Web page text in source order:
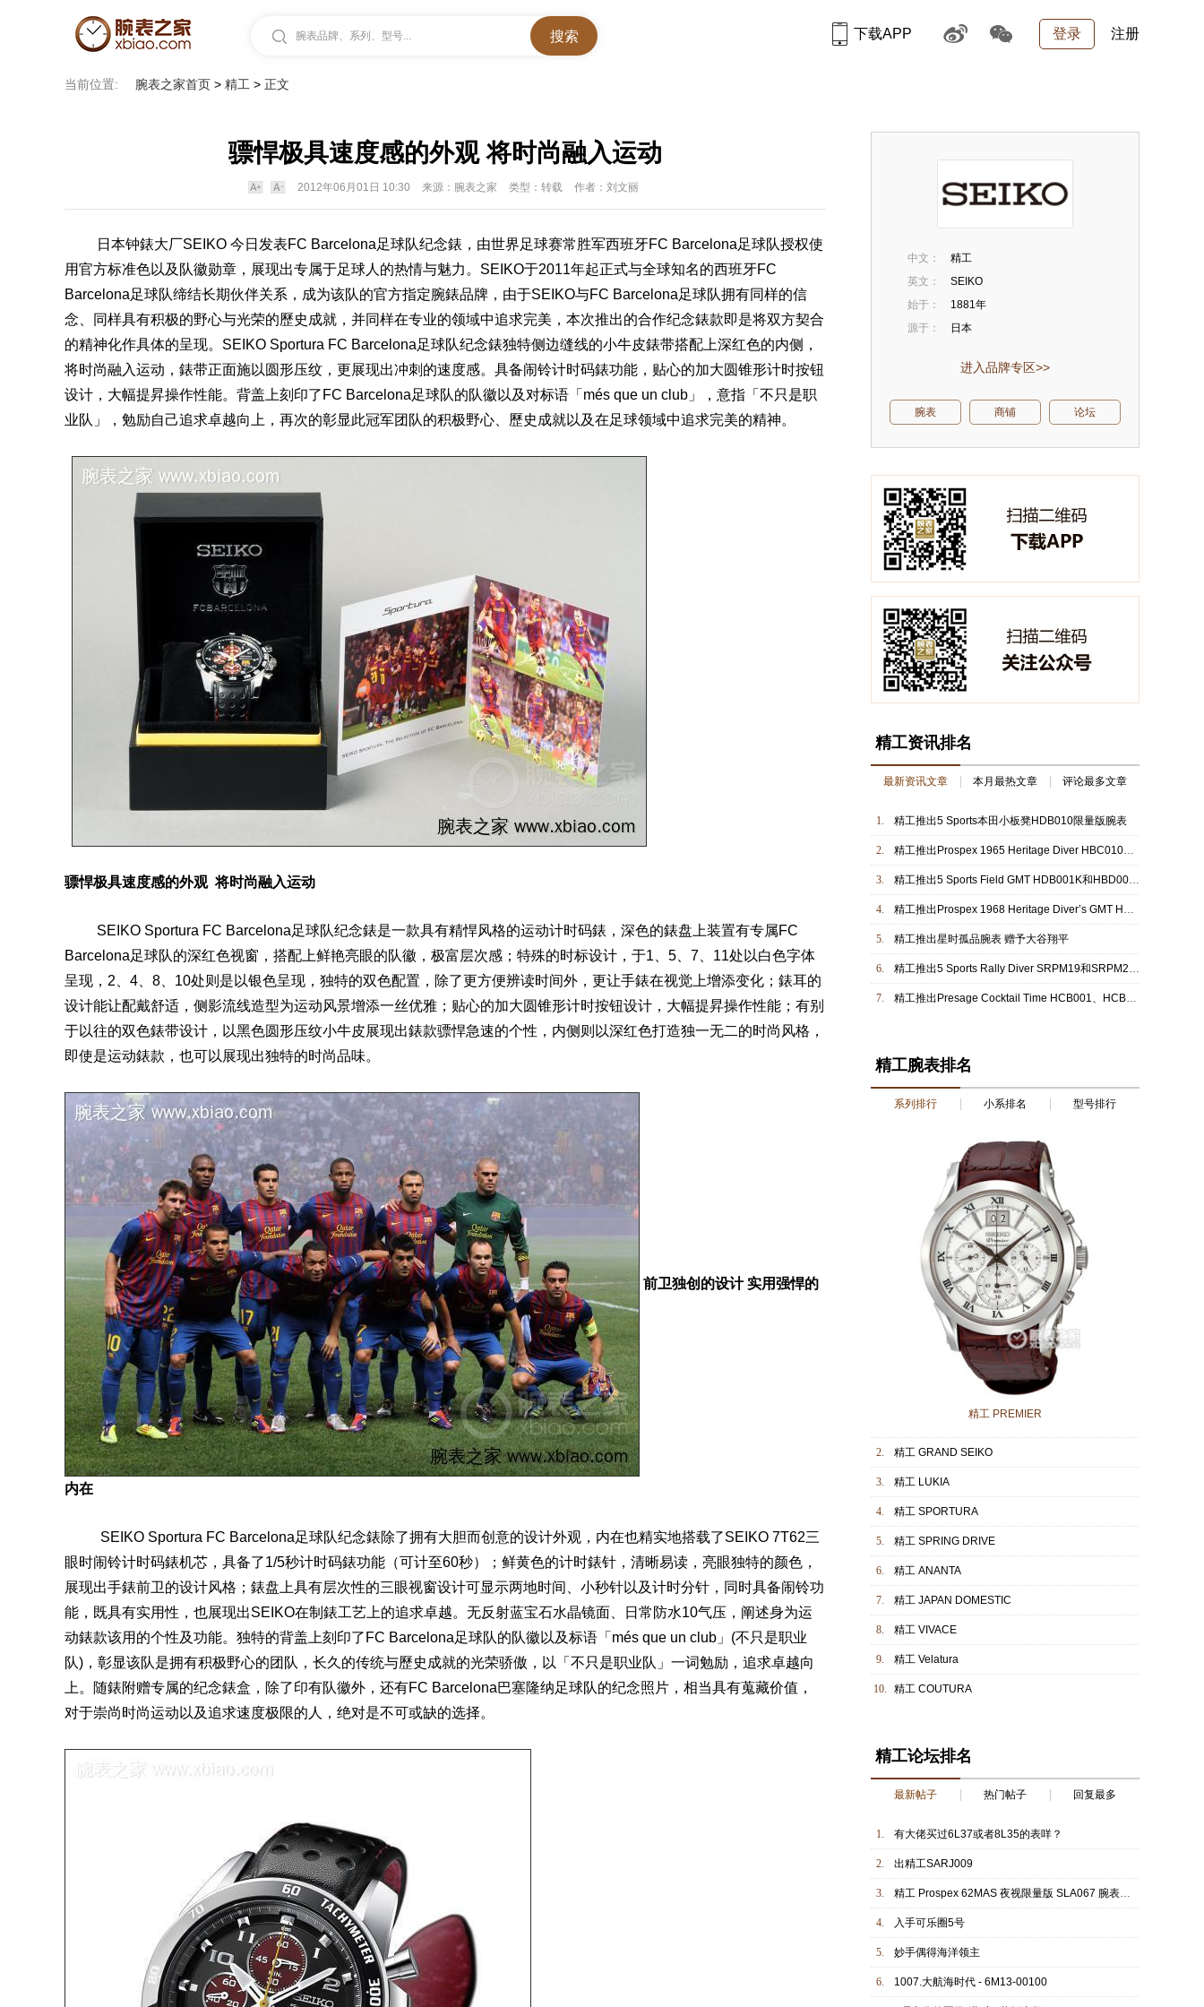
腕表品牌、系列、型号... 登录 注册
下载APP
当前位置: 腕表之家首页 > 精工 > 正文
骠悍极具速度感的外观 将时尚融入运动
2012年06月01日 10:30 来源：腕表之家 类型：转载 作者：刘文丽
日本钟錶大厂SEIKO 今日发表FC Barcelona足球队纪念錶，由世界足球赛常胜军西班牙FC Barcelona足球队授权使
用官方标准色以及队徽勋章，展现出专属于足球人的热情与魅力。SEIKO于2011年起正式与全球知名的西班牙FC
Barcelona足球队缔结长期伙伴关系，成为该队的官方指定腕錶品牌，由于SEIKO与FC Barcelona足球队拥有同样的信
念、同样具有积极的野心与光荣的歷史成就，并同样在专业的领域中追求完美，本次推出的合作纪念錶款即是将双方契合
的精神化作具体的呈现。 SEIKO Sportura FC Barcelona足球队纪念錶独特侧边缝线的小牛皮錶带搭配上深红色的内侧，
将时尚融入运动，錶带正面施以圆形压纹，更展现出冲刺的速度感。具备闹铃计时码錶功能，贴心的加大圆锥形计时按钮
设计，大幅提昇操作性能。背盖上刻印了FC Barcelona足球队的队徽以及对标语「més que un club」，意指「不只是职
业队」，勉励自己追求卓越向上，再次的彰显此冠军团队的积极野心、歷史成就以及在足球领域中追求完美的精神。
骠悍极具速度感的外观 将时尚融入运动
SEIKO Sportura FC Barcelona足球队纪念錶是一款具有精悍风格的运动计时码錶，深色的錶盘上装置有专属FC
Barcelona足球队的深红色视窗，搭配上鲜艳亮眼的队徽，极富层次感；特殊的时标设计，于1、5、7、11处以白色字体
呈现，2、4、8、10处则是以银色呈现，独特的双色配置，除了更方便辨读时间外，更让手錶在视觉上增添变化；錶耳的
设计能让配戴舒适，侧影流线造型为运动风景增添一丝优雅；贴心的加大圆锥形计时按钮设计，大幅提昇操作性能；有别
于以往的双色錶带设计，以黑色圆形压纹小牛皮展现出錶款骠悍急速的个性，内侧则以深红色打造独一无二的时尚风格，
即使是运动錶款，也可以展现出独特的时尚品味。
前卫独创的设计 实用强悍的
内在
SEIKO Sportura FC Barcelona足球队纪念錶除了拥有大胆而创意的设计外观，内在也精实地搭载了SEIKO 7T62三
眼时闹铃计时码錶机芯 ，具备了1/5秒计时码錶功能（可计至60秒）；鲜黄色的计时錶针，清晰易读，亮眼独特的颜色，
展现出手錶前卫的设计风格；錶盘上具有层次性的三眼视窗设计可显示两地时间、小秒针以及计时分针，同时具备闹铃功
能，既具有实用性，也展现出SEIKO在制錶工艺上的追求卓越。无反射蓝宝石水晶镜面、日常防水10气压，阐述身为运
动錶款该用的个性及功能。独特的背盖上刻印了FC Barcelona足球队的队徽以及标语「més que un club」(不只是职业
队)，彰显该队是拥有积极野心的团队，长久的传统与歷史成就的光荣骄傲，以「不只是职业队」一词勉励，追求卓越向
上。随錶附赠专属的纪念錶盒，除了印有队徽外，还有FC Barcelona巴塞隆纳足球队的纪念照片，相当具有蒐藏价值，
对于崇尚时尚运动以及追求速度极限的人，绝对是不可或缺的选择。
中文：
精工
英文：
SEIKO
始于：
1881年
源于：
日本
进入品牌专区>>
腕表 商铺 论坛
精工资讯排名
最新资讯文章 本月最热文章 评论最多文章
1. 精工推出5 Sports本田小板凳HDB010限量版腕表
2. 精工推出Prospex 1965 Heritage Diver HBC010限量版腕表
3. 精工推出5 Sports Field GMT HDB001K和HBD002K腕表
4. 精工推出Prospex 1968 Heritage Diver’s GMT HBC001和HBC002腕表
5. 精工推出星时孤品腕表 赠予大谷翔平
6. 精工推出5 Sports Rally Diver SRPM19和SRPM21腕表
7. 精工推出Presage Cocktail Time HCB001、HCB002和HCB003腕表
精工腕表排名
系列排行 小系排名 型号排行
精工 PREMIER
2. 精工 GRAND SEIKO
3. 精工 LUKIA
4. 精工 SPORTURA
5. 精工 SPRING DRIVE
6. 精工 ANANTA
7. 精工 JAPAN DOMESTIC
8. 精工 VIVACE
9. 精工 Velatura
10. 精工 COUTURA
精工论坛排名
最新帖子 热门帖子 回复最多
1. 有大佬买过6L37或者8L35的表咩？
2. 出精工SARJ009
3. 精工 Prospex 62MAS 夜视限量版 SLA067 腕表点评
4. 入手可乐圈5号
5. 妙手偶得海洋领主
6. 1007.大航海时代 - 6M13-00100